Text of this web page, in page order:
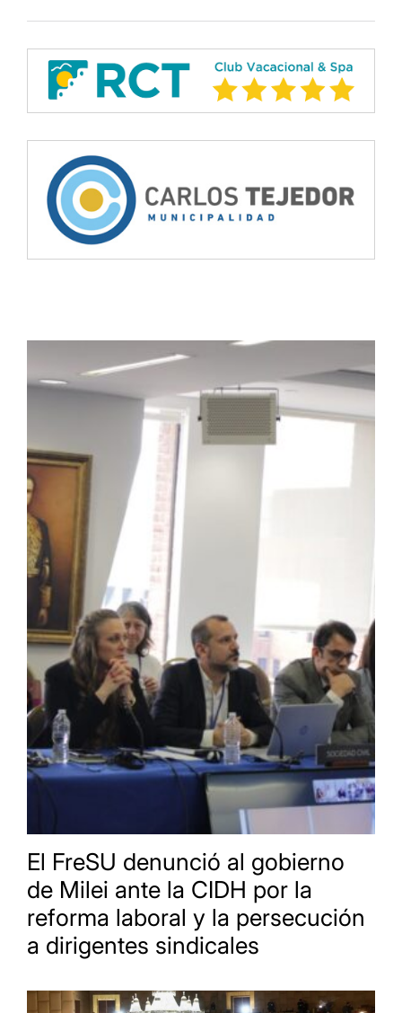
El FreSU denunció al gobierno
de Milei ante la CIDH por la
reforma laboral y la persecución
a dirigentes sindicales